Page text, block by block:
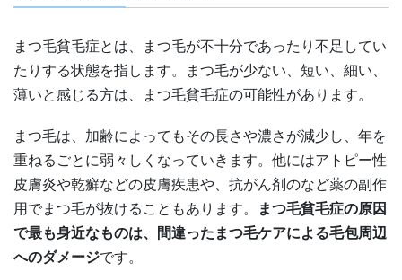
まつ毛貧毛症とは、まつ毛が不十分であったり不足してい
たりする状態を指します。まつ毛が少ない、短い、細い、
薄いと感じる方は、まつ毛貧毛症の可能性があります。
まつ毛は、加齢によってもその長さや濃さが減少し、年を
重ねるごとに弱々しくなっていきます。他にはアトピー性
皮膚炎や乾癬などの皮膚疾患や、抗がん剤のなど薬の副作
用でまつ毛が抜けることもあります。
まつ毛貧毛症の原因
で最も身近なものは、間違ったまつ毛ケアによる毛包周辺
へのダメージです。